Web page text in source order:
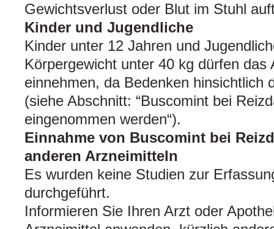
Gewichtsverlust oder Blut im Stuhl
Kinder und Jugendliche
Kinder unter 12 Jahren und
Körpergewicht unter 40 kg dürfen das
einnehmen, da Bedenken hinsichtlich
(siehe Abschnitt: “Buscomint bei
eingenommen werden“).
Einnahme von Buscomint bei
anderen Arzneimitteln
Es wurden keine Studien zur
durchgeführt.
Informieren Sie Ihren Arzt oder